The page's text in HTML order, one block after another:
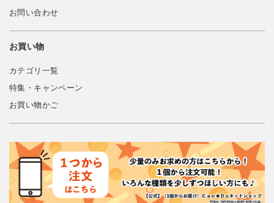
お問い合わせ
お買い物
カテゴリ一覧
特集・キャンペーン
お買い物かご